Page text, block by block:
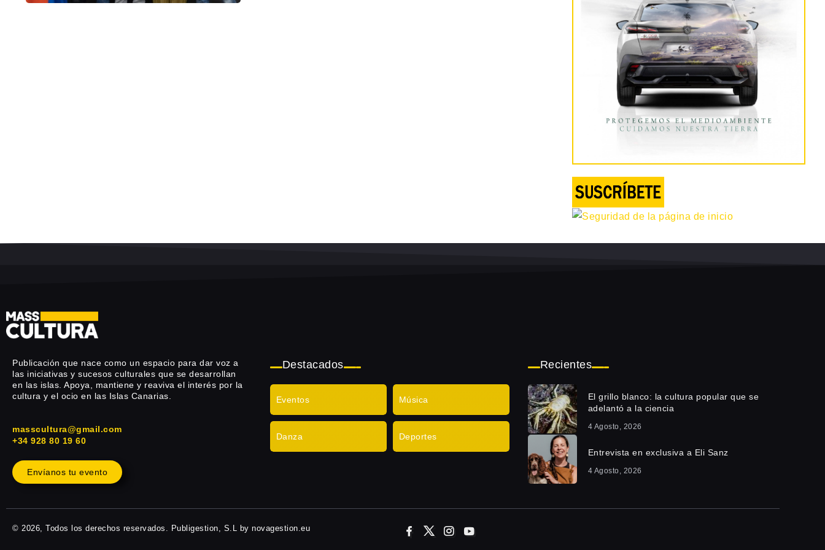
Publicación que nace como un espacio para dar voz a
las iniciativas y sucesos culturales que se desarrollan
en las islas. Apoya, mantiene y reaviva el interés por la
cultura y el ocio en las Islas Canarias.
masscultura@gmail.com
+34 928 80 19 60
Envíanos tu evento
Destacados
Eventos Música
Danza Deportes
Recientes
El grillo blanco: la cultura popular que se
adelantó a la ciencia
4 Agosto, 2026
Entrevista en exclusiva a Eli Sanz
4 Agosto, 2026
© 2026, Todos los derechos reservados. Publigestion, S.L by novagestion.eu